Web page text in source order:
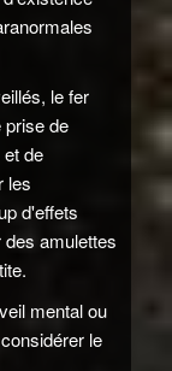
le fer
prise de
de
les
d'effets
amulettes
mental ou
le